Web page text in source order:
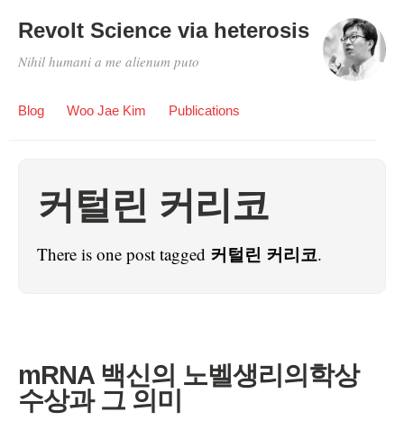
Revolt Science via heterosis
Nihil humani a me alienum puto
Blog Woo Jae Kim Publications
커털린 커리코
There is one post tagged 커털린 커리코.
mRNA 백신의 노벨생리의학상
수상과 그 의미